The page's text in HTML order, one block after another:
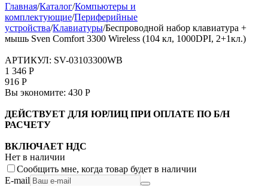
Главная/Каталог/Компьютеры и
комплектующие/Периферийные
устройства/Клавиатуры/Беспроводной набор клавиатура +
мышь Sven Comfort 3300 Wireless (104 кл, 1000DPI, 2+1кл.)
АРТИКУЛ: SV-03103300WB
1 346 Р
916 Р
Вы экономите: 430 Р
ДЕЙСТВУЕТ ДЛЯ ЮРЛИЦ ПРИ ОПЛАТЕ ПО Б/Н
РАСЧЕТУ
ВКЛЮЧАЕТ НДС
Нет в наличии
Сообщить мне, когда товар будет в наличии
E-mail